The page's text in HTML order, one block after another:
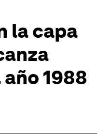
la capa
1988